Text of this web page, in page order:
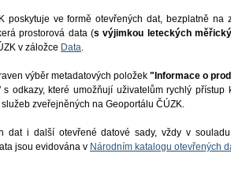
poskytuje ve formě otevřených dat, bezplatně na
prostorová data (s výjimkou leteckých
v záložce Data.
výběr metadatových položek "Informace o
odkazy, které umožňují uživatelům rychlý přístup
zveřejněných na Geoportálu ČÚZK.
dat i další otevřené datové sady, vždy v
jsou evidována v Národním katalogu otevřených